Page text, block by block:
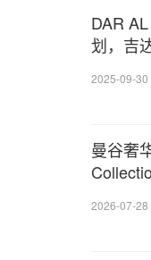
DAR
划，吉
2025-09-30
曼谷奢
2026-07-28